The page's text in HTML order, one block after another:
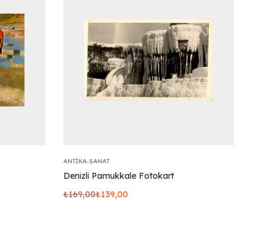
ANTIKA-SANAT
Denizli Pamukkale Fotokart
₺169,00₺139,00